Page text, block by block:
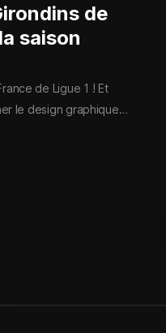
de
saison
de Ligue 1 ! Et
le design graphique…